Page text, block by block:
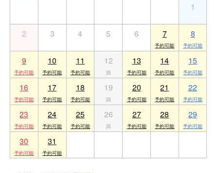
1
2 3 4 5 6 7 8
9 10 11 12 13 14 15
16 17 18 19 20 21 22
23 24 25 26 27 28 29
30 31